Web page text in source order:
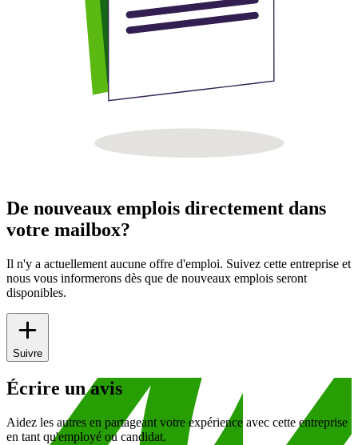
De nouveaux emplois directement dans
votre mailbox?
Il n'y a actuellement aucune offre d'emploi. Suivez cette entreprise et
nous vous informerons dès que de nouveaux emplois seront
disponibles.
Suivre
Écrire un avis
Aidez les autres en partageant votre expérience avec cette entreprise
en tant qu'employé ou candidat.